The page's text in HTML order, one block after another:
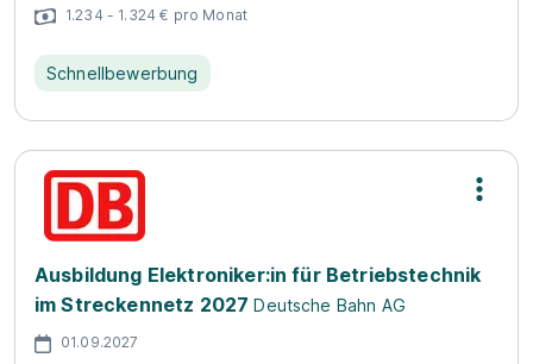
1.234 - 1.324 € pro Monat
Schnellbewerbung
Ausbildung Elektroniker:in für Betriebstechnik
im Streckennetz 2027 Deutsche Bahn AG
01.09.2027